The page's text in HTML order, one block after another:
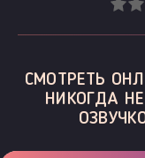
СМОТРЕТЬ
НИКОГДА